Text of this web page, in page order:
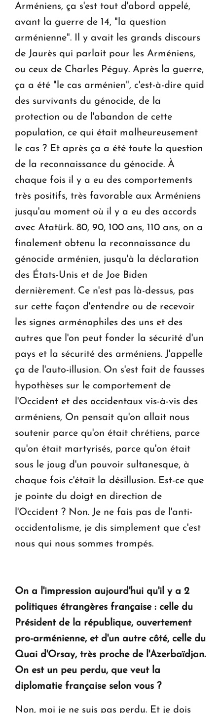
Arméniens, ça s'est tout d'abord appelé,
avant la guerre de 14, "la question
arménienne". Il y avait les grands discours
de Jaurès qui parlait pour les Arméniens,
ou ceux de Charles Péguy. Après la guerre,
ça a été "le cas arménien", c'est-à-dire quid
des survivants du génocide, de la
protection ou de l'abandon de cette
population, ce qui était malheureusement
le cas ? Et après ça a été toute la question
de la reconnaissance du génocide. À
chaque fois il y a eu des comportements
très positifs, très favorable aux Arméniens
jusqu'au moment où il y a eu des accords
avec Atatürk. 80, 90, 100 ans, 110 ans, on a
finalement obtenu la reconnaissance du
génocide arménien, jusqu'à la déclaration
des États-Unis et de Joe Biden
dernièrement. Ce n'est pas là-dessus, pas
sur cette façon d'entendre ou de recevoir
les signes arménophiles des uns et des
autres que l'on peut fonder la sécurité d'un
pays et la sécurité des arméniens. J'appelle
ça de l'auto-illusion. On s'est fait de fausses
hypothèses sur le comportement de
l'Occident et des occidentaux vis-à-vis des
arméniens, On pensait qu'on allait nous
soutenir parce qu'on était chrétiens, parce
qu'on était martyrisés, parce qu'on était
sous le joug d'un pouvoir sultanesque, à
chaque fois c'était la désillusion. Est-ce que
je pointe du doigt en direction de
l'Occident ? Non. Je ne fais pas de l'anti-
occidentalisme, je dis simplement que c'est
nous qui nous sommes trompés.
On a l'impression aujourd'hui qu'il y a 2
politiques étrangères française : celle du
Président de la république, ouvertement
pro-arménienne, et d'un autre côté, celle du
Quai d'Orsay, très proche de l'Azerbaïdjan.
On est un peu perdu, que veut la
diplomatie française selon vous ?
Non, moi je ne suis pas perdu. Et je dois